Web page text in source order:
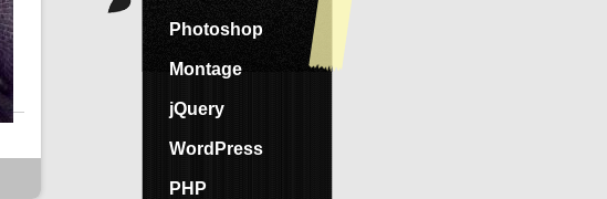
Photoshop
Montage
jQuery
WordPress
PHP